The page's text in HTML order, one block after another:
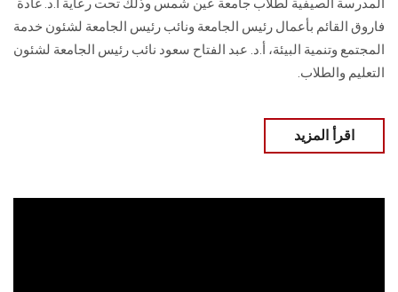
المدرسة الصيفية لطلاب جامعة عين شمس وذلك تحت رعاية أ.د. غادة
فاروق القائم بأعمال رئيس الجامعة ونائب رئيس الجامعة لشئون خدمة
المجتمع وتنمية البيئة، أ.د. عبد الفتاح سعود نائب رئيس الجامعة لشئون
التعليم والطلاب.
اقرأ المزيد